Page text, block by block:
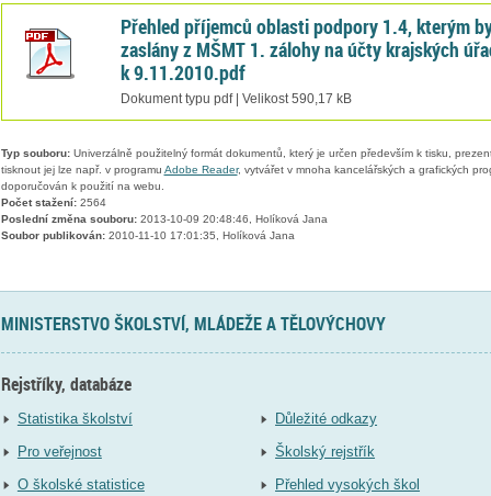
Přehled příjemců oblasti podpory 1.4, kterým
zaslány z MŠMT 1. zálohy na účty krajských
k 9.11.2010.pdf
Dokument typu pdf | Velikost 590,17 kB
Typ souboru:Univerzálně použitelný formát dokumentů, který je určen především k tisku,
tisknout jej lze např. v programu Adobe Reader, vytvářet v mnoha kancelářských a grafických
doporučován k použití na webu.
Počet stažení:2564
Poslední změna souboru:2013-10-09 20:48:46, Holíková Jana
Soubor publikován:2010-11-10 17:01:35, Holíková Jana
MINISTERSTVO ŠKOLSTVÍ, MLÁDEŽE A TĚLOVÝCHOVY
Rejstříky, databáze
Statistika školství
Pro veřejnost
O školské statistice
Důležité odkazy
Školský rejstřík
Přehled vysokých škol